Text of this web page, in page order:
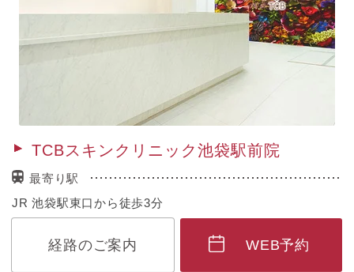
TCBスキンクリニック池袋駅前院
最寄り駅
JR 池袋駅東口から徒歩3分
経路のご案内 WEB予約